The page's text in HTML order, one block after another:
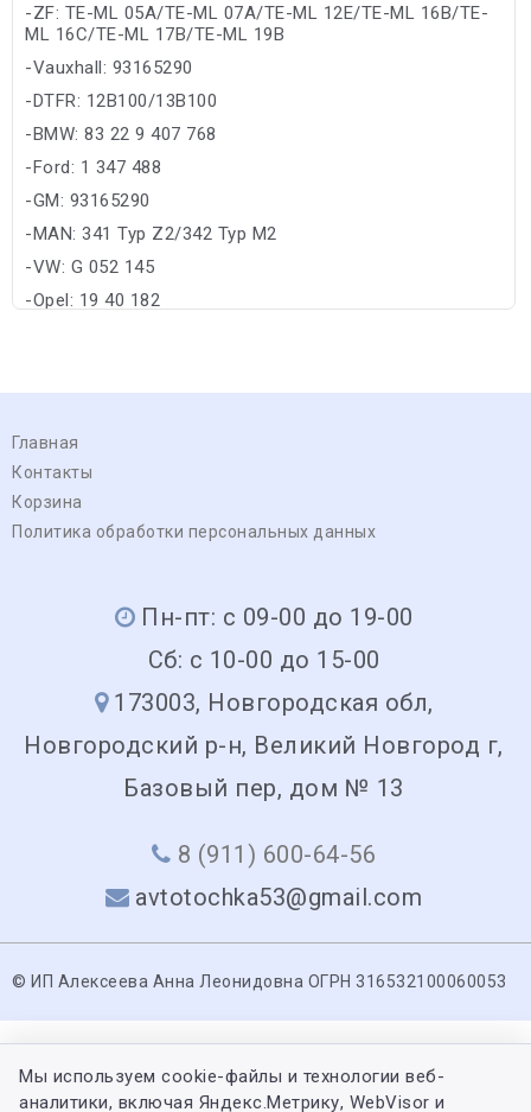
-ZF: TE-ML 05A/TE-ML 07A/TE-ML 12E/TE-ML 16B/TE-
ML 16C/TE-ML 17B/TE-ML 19B
-Vauxhall: 93165290
-DTFR: 12B100/13B100
-BMW: 83 22 9 407 768
-Ford: 1 347 488
-GM: 93165290
-MAN: 341 Typ Z2/342 Typ M2
-VW: G 052 145
-Opel: 19 40 182
Главная
Контакты
Корзина
Политика обработки персональных данных
Пн-пт: с 09-00 до 19-00
Сб: с 10-00 до 15-00
173003, Новгородская обл,
Новгородский р-н, Великий Новгород г,
Базовый пер, дом № 13
8 (911) 600-64-56
avtotochka53@gmail.com
© ИП Алексеева Анна Леонидовна ОГРН 316532100060053
Мы используем cookie-файлы и технологии веб-
аналитики, включая Яндекс.Метрику, WebVisor и